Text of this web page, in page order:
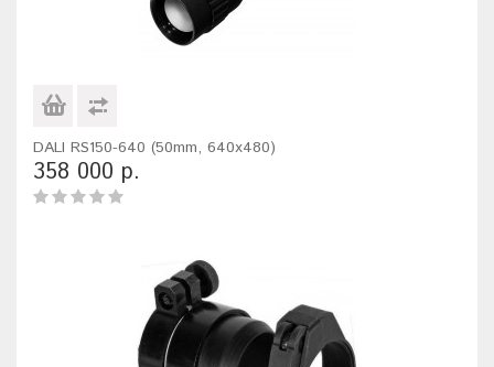
DALI RS150-640 (50mm, 640x480)
358 000 р.